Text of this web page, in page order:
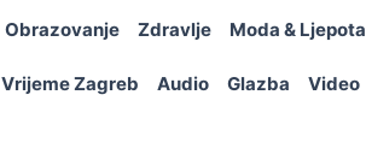
Obrazovanje Zdravlje Moda & Ljepota
Vrijeme Zagreb Audio Glazba Video